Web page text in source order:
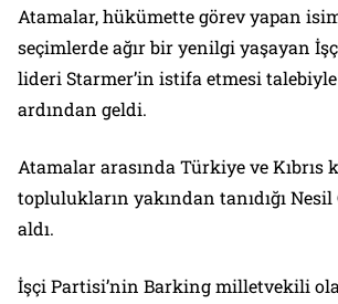
Atamalar, hükümette görev yapan
seçimlerde ağır bir yenilgi yaşayan
lideri Starmer’in istifa etmesi
ardından geldi.
Atamalar arasında Türkiye ve Kıbrıs
toplulukların yakından tanıdığı Nesil
aldı.
İşçi Partisi’nin Barking milletvekili